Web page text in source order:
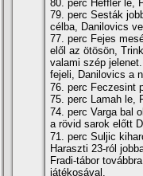
80. perc Heffler le,
79. perc Sesták
célba, Danilovics
77. perc Fejes
elől az ötösön,
valami szép
fejeli, Danilovics a
76. perc Feczesint
75. perc Lamah le,
74. perc Varga bal
a rövid sarok előtt
71. perc Suljic
Haraszti 23-ról
Fradi-tábor
játékosával.